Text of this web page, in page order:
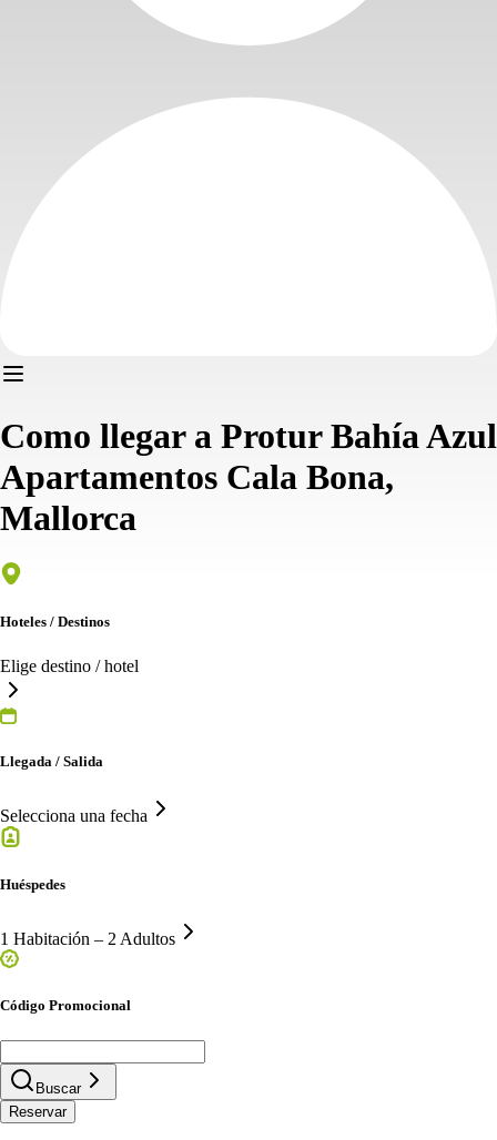
Como llegar a Protur Bahía Azul
Apartamentos Cala Bona,
Mallorca
Hoteles / Destinos
Elige destino / hotel
Llegada / Salida
Selecciona una fecha
Huéspedes
1 Habitación – 2 Adultos
Código Promocional
Buscar
Reservar